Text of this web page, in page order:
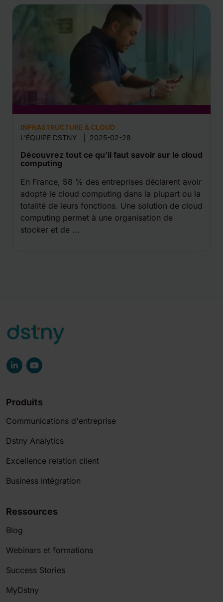
INFRASTRUCTURE & CLOUD
L'ÉQUIPE DSTNY
2025-02-28
Découvrez tout ce qu’il faut savoir sur le cloud
computing
En France, 58 % des entreprises déclarent avoir
adopté le cloud computing dans la plupart ou la
totalité de leurs fonctions. Une solution de cloud
computing permet à une organisation de
stocker et de ...
Produits
Communications d'entreprise
Dstny Analytics
Excellence relation client
Business intégration
Ressources
Blog
Webinars et formations
Success Stories
MyDstny